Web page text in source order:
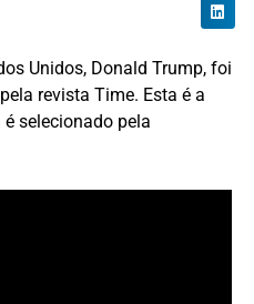
Unidos, Donald Trump, foi
revista Time. Esta é a
selecionado pela